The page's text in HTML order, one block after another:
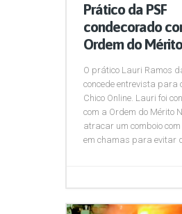
Prático da PSF
condecorado
Ordem do
O prático Lauri Ramos
concede entrevista para
Chico Online. Lauri foi
com a Ordem do Mérito
atracar um comboio
em chamas para evitar